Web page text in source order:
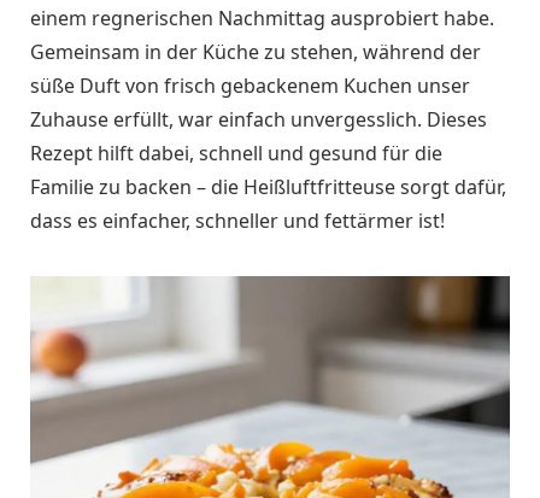
einem regnerischen Nachmittag ausprobiert habe.
Gemeinsam in der Küche zu stehen, während der
süße Duft von frisch gebackenem Kuchen unser
Zuhause erfüllt, war einfach unvergesslich. Dieses
Rezept hilft dabei, schnell und gesund für die
Familie zu backen – die Heißluftfritteuse sorgt dafür,
dass es einfacher, schneller und fettärmer ist!